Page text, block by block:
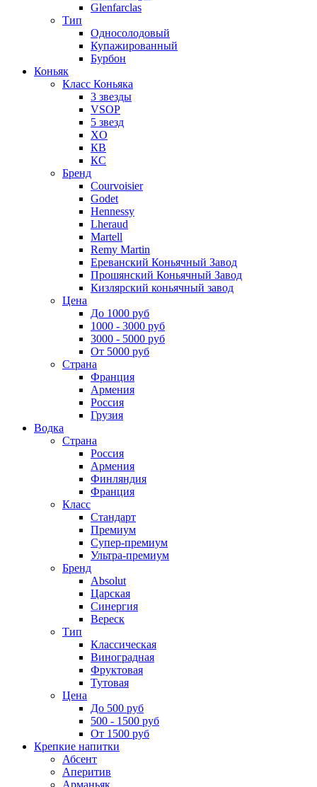
Glenfarclas
Тип
Односолодовый
Купажированный
Бурбон
Коньяк
Класс Коньяка
3 звезды
VSOP
5 звезд
XO
КВ
КС
Бренд
Courvoisier
Godet
Hennessy
Lheraud
Martell
Remy Martin
Ереванский Коньячный Завод
Прошянский Коньячный Завод
Кизлярский коньячный завод
Цена
До 1000 руб
1000 - 3000 руб
3000 - 5000 руб
От 5000 руб
Страна
Франция
Армения
Россия
Грузия
Водка
Страна
Россия
Армения
Финляндия
Франция
Класс
Стандарт
Премиум
Супер-премиум
Ультра-премиум
Бренд
Absolut
Царская
Синергия
Вереск
Тип
Классическая
Виноградная
Фруктовая
Тутовая
Цена
До 500 руб
500 - 1500 руб
От 1500 руб
Крепкие напитки
Абсент
Аперитив
Арманьяк